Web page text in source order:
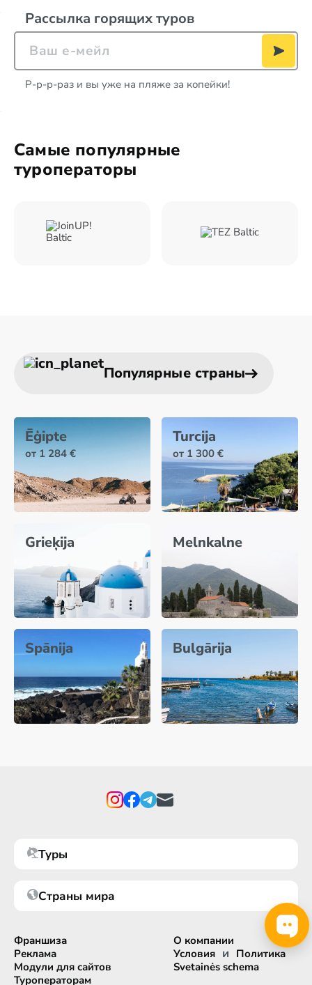
Рассылка горящих туров
Р-р-р-раз и вы уже на пляже за копейки!
Самые популярные
туроператоры
Популярные страны
Ēģipte
от 1 284 €
Turcija
от 1 300 €
Grieķija Melnkalne
Spānija Bulgārija
Туры
Страны мира
Франшиза
Реклама
Модули для сайтов
Туроператорам
О компании
Условия и Политика
Svetainės schema